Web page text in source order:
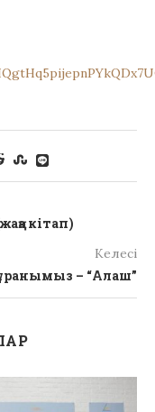
кітап)
Келесі
ұранымыз – “Алаш”